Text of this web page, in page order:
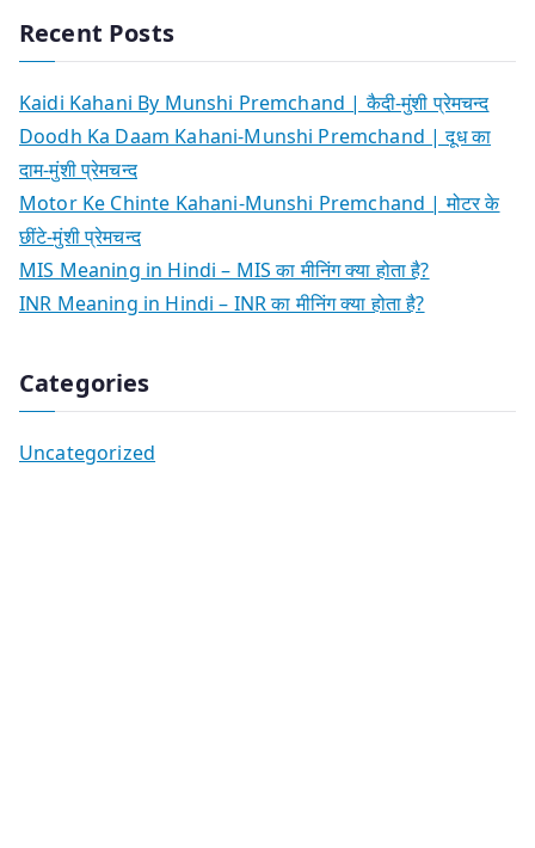
Recent Posts
Kaidi Kahani By Munshi Premchand | कैदी-मुंशी प्रेमचन्द
Doodh Ka Daam Kahani-Munshi Premchand | दूध का
दाम-मुंशी प्रेमचन्द
Motor Ke Chinte Kahani-Munshi Premchand | मोटर के
छींटे-मुंशी प्रेमचन्द
MIS Meaning in Hindi – MIS का मीनिंग क्या होता है?
INR Meaning in Hindi – INR का मीनिंग क्या होता है?
Categories
Uncategorized